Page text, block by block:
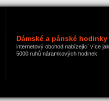
Dámské a pánské hodinky
internetový obchod nabízející více jak
5000 ruhů náramkových hodinek